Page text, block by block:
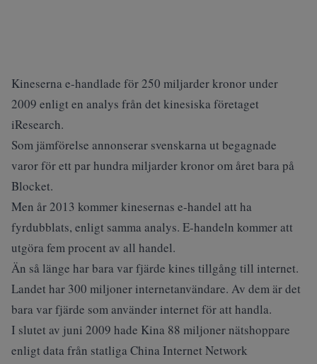
Kineserna e-handlade för 250 miljarder kronor under
2009 enligt en analys från det kinesiska företaget
iResearch.
Som jämförelse annonserar svenskarna ut begagnade
varor för ett par hundra miljarder kronor om året bara på
Blocket.
Men år 2013 kommer kinesernas e-handel att ha
fyrdubblats, enligt samma analys. E-handeln kommer att
utgöra fem procent av all handel.
Än så länge har bara var fjärde kines tillgång till internet.
Landet har 300 miljoner internetanvändare. Av dem är det
bara var fjärde som använder internet för att handla.
I slutet av juni 2009 hade Kina 88 miljoner nätshoppare
enligt data från statliga China Internet Network